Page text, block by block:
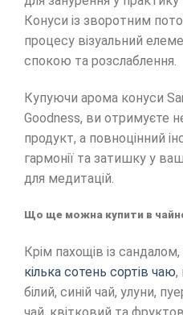
Конуси із зворотним
процесу візуальний
спокою та розслаблення.
Купуючи арома конуси
Goodness, ви отримуєте
продукт, а повноцінний
гармонії та затишку у
для медитацій.
Що ще можна купити в
Крім пахощів із
кілька сотень сортів чаю,
білий, синій чай, улуни,
чай, квітковий та